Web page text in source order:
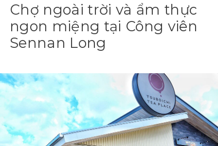
Chợ ngoài trời và ẩm thực
ngon miệng tại Công viên
Sennan Long